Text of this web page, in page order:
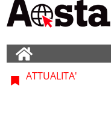
ATTUALITA'